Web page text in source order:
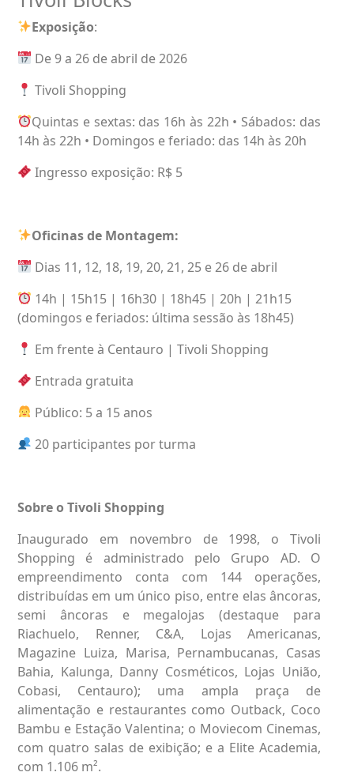
Exposição:
De 9 a 26 de abril de 2026
Tivoli Shopping
Quintas e sextas: das 16h às 22h • Sábados: das
14h às 22h • Domingos e feriado: das 14h às 20h
Ingresso exposição: R$ 5
Oficinas de Montagem:
Dias 11, 12, 18, 19, 20, 21, 25 e 26 de abril
14h | 15h15 | 16h30 | 18h45 | 20h | 21h15
(domingos e feriados: última sessão às 18h45)
Em frente à Centauro | Tivoli Shopping
Entrada gratuita
Público: 5 a 15 anos
20 participantes por turma
Sobre o Tivoli Shopping
Inaugurado em novembro de 1998, o Tivoli
Shopping é administrado pelo Grupo AD. O
empreendimento conta com 144 operações,
distribuídas em um único piso, entre elas âncoras,
semi âncoras e megalojas (destaque para
Riachuelo, Renner, C&A, Lojas Americanas,
Magazine Luiza, Marisa, Pernambucanas, Casas
Bahia, Kalunga, Danny Cosméticos, Lojas União,
Cobasi, Centauro); uma ampla praça de
alimentação e restaurantes como Outback, Coco
Bambu e Estação Valentina; o Moviecom Cinemas,
com quatro salas de exibição; e a Elite Academia,
com 1.106 m².